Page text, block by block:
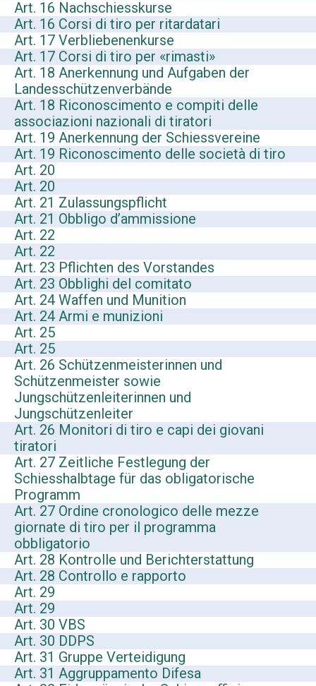
Art. 16 Nachschiesskurse
Art. 16 Corsi di tiro per ritardatari
Art. 17 Verbliebenenkurse
Art. 17 Corsi di tiro per «rimasti»
Art. 18 Anerkennung und Aufgaben der
Landesschützenverbände
Art. 18 Riconoscimento e compiti delle
associazioni nazionali di tiratori
Art. 19 Anerkennung der Schiessvereine
Art. 19 Riconoscimento delle società di tiro
Art. 20
Art. 20
Art. 21 Zulassungspflicht
Art. 21 Obbligo d’ammissione
Art. 22
Art. 22
Art. 23 Pflichten des Vorstandes
Art. 23 Obblighi del comitato
Art. 24 Waffen und Munition
Art. 24 Armi e munizioni
Art. 25
Art. 25
Art. 26 Schützenmeisterinnen und
Schützenmeister sowie
Jungschützenleiterinnen und
Jungschützenleiter
Art. 26 Monitori di tiro e capi dei giovani
tiratori
Art. 27 Zeitliche Festlegung der
Schiesshalbtage für das obligatorische
Programm
Art. 27 Ordine cronologico delle mezze
giornate di tiro per il programma
obbligatorio
Art. 28 Kontrolle und Berichterstattung
Art. 28 Controllo e rapporto
Art. 29
Art. 29
Art. 30 VBS
Art. 30 DDPS
Art. 31 Gruppe Verteidigung
Art. 31 Aggruppamento Difesa